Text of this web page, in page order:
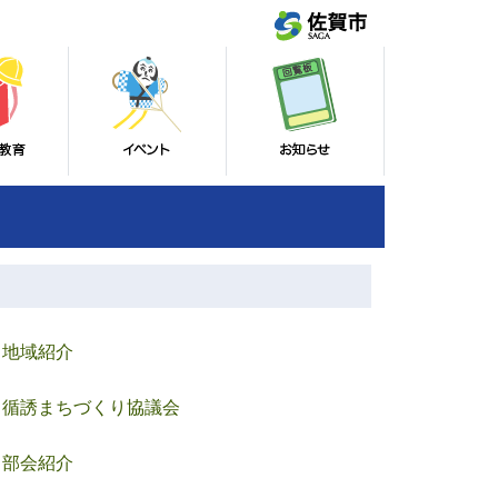
地域紹介
循誘まちづくり協議会
部会紹介